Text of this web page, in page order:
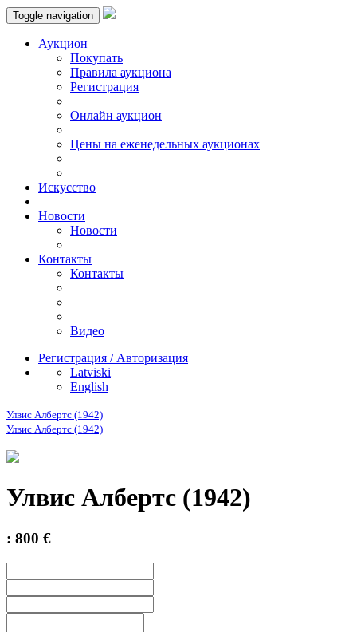
Toggle navigation
Аукцион
Пoкупать
Правила аукциона
Регистрация
Онлайн аукцион
Цены на еженедельных аукционах
Искусствo
Новости
Новости
Контакты
Контакты
Видео
Регистрация / Авторизация
Latviski
English
Улвис Албертс (1942)
Улвис Албертс (1942)
Улвис Албертс (1942)
: 800 €